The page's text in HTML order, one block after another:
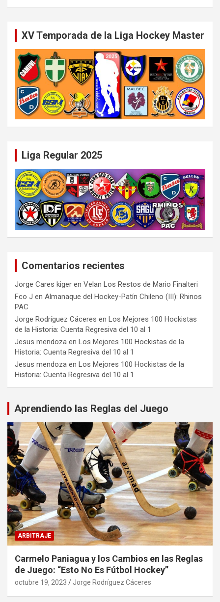
XV Temporada de la Liga Hockey Master
Liga Regular 2025
Comentarios recientes
Jorge Cares kiger en Velan Los Restos de Mario Finalteri
Fco J en Almanaque del Hockey-Patín Chileno (III): Rhinos
PAC
Jorge Rodríguez Cáceres en Los Mejores 100 Hockistas
de la Historia: Cuenta Regresiva del 10 al 1
Jesus mendoza en Los Mejores 100 Hockistas de la
Historia: Cuenta Regresiva del 10 al 1
Jesus mendoza en Los Mejores 100 Hockistas de la
Historia: Cuenta Regresiva del 10 al 1
Aprendiendo las Reglas del Juego
ARBITRAJE
Carmelo Paniagua y los Cambios en las Reglas
de Juego: “Esto No Es Fútbol Hockey”
octubre 19, 2023 Jorge Rodríguez Cáceres